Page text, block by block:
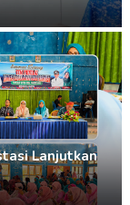
Lanjutkan